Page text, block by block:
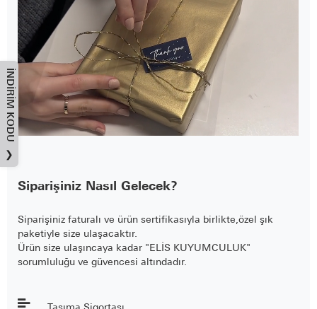
Siparişiniz Nasıl Gelecek?
Siparişiniz faturalı ve ürün sertifikasıyla birlikte,özel şık
paketiyle size ulaşacaktır.
Ürün size ulaşıncaya kadar "ELİS KUYUMCULUK"
sorumluluğu ve güvencesi altındadır.
İNDIRIM KODU
❯